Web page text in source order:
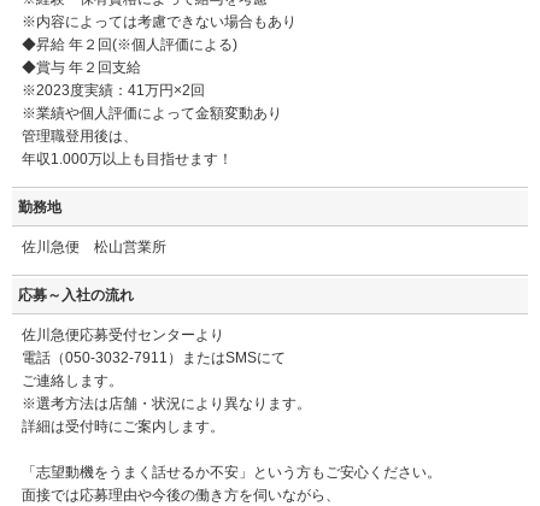
※内容によっては考慮できない場合もあり
◆昇給 年２回(※個人評価による)
◆賞与 年２回支給
※2023度実績：41万円×2回
※業績や個人評価によって金額変動あり
管理職登用後は、
年収1.000万以上も目指せます！
勤務地
佐川急便 松山営業所
応募～入社の流れ
佐川急便応募受付センターより
電話（050-3032-7911）またはSMSにて
ご連絡します。
※選考方法は店舗・状況により異なります。
詳細は受付時にご案内します。
「志望動機をうまく話せるか不安」という方もご安心ください。
面接では応募理由や今後の働き方を伺いながら、